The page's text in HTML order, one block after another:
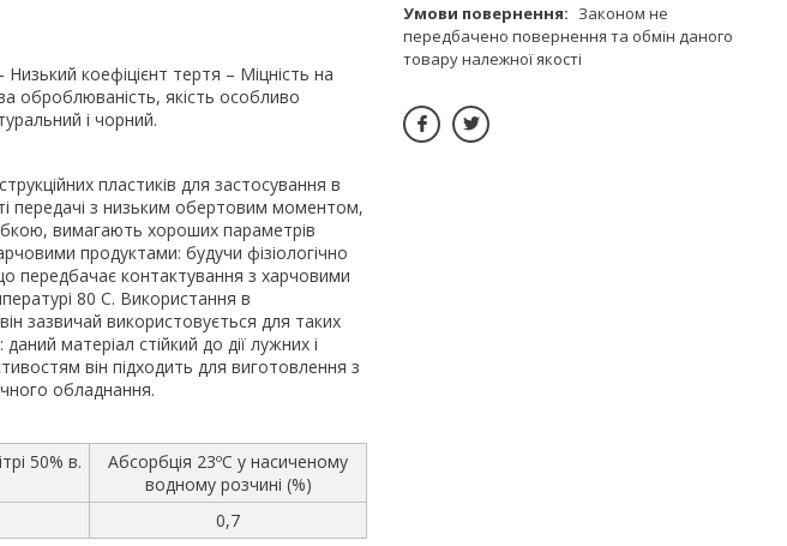
коефіцієнт тертя – Міцність на
оброблюваність, якість особливо
і чорний.
пластиків для застосування в
передачі з низьким обертовим моментом,
вимагають хороших параметрів
продуктами: будучи фізіологічно
передбачає контактування з харчовими
80 С. Використання в
зазвичай використовується для таких
матеріал стійкий до дії лужних і
він підходить для виготовлення з
обладнання.
50% в.
Абсорбція 23ºС у насиченому
водному розчині (%)
0,7
Законом не
передбачено повернення та обмін даного
товару належної якості